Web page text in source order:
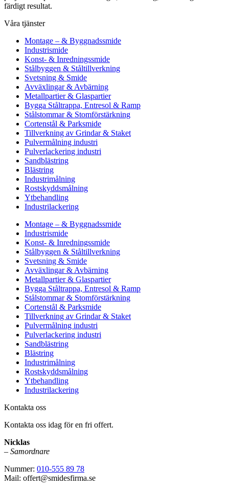
färdigt resultat.
Våra tjänster
Montage – & Byggnadssmide
Industrismide
Konst- & Inredningssmide
Stålbyggen & Ståltillverkning
Svetsning & Smide
Avväxlingar & Avbärning
Metallpartier & Glaspartier
Bygga Ståltrappa, Entresol & Ramp
Stålstommar & Stomförstärkning
Cortenstål & Parksmide
Tillverkning av Grindar & Staket
Pulvermålning industri
Pulverlackering industri
Sandblästring
Blästring
Industrimålning
Rostskyddsmålning
Ytbehandling
Industrilackering
Montage – & Byggnadssmide
Industrismide
Konst- & Inredningssmide
Stålbyggen & Ståltillverkning
Svetsning & Smide
Avväxlingar & Avbärning
Metallpartier & Glaspartier
Bygga Ståltrappa, Entresol & Ramp
Stålstommar & Stomförstärkning
Cortenstål & Parksmide
Tillverkning av Grindar & Staket
Pulvermålning industri
Pulverlackering industri
Sandblästring
Blästring
Industrimålning
Rostskyddsmålning
Ytbehandling
Industrilackering
Kontakta oss
Kontakta oss idag för en fri offert.
Nicklas
– Samordnare
Nummer: 010-555 89 78
Mail: offert@smidesfirma.se